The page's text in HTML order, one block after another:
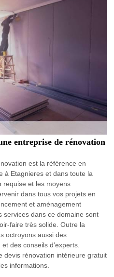
entreprise de rénovation
est la référence en
à Etagnieres et dans toute la
requise et les moyens
dans tous vos projets en
et aménagement
services dans ce domaine sont
faire très solide. Outre la
octroyons aussi des
des conseils d’experts.
devis rénovation intérieure gratuit
informations.